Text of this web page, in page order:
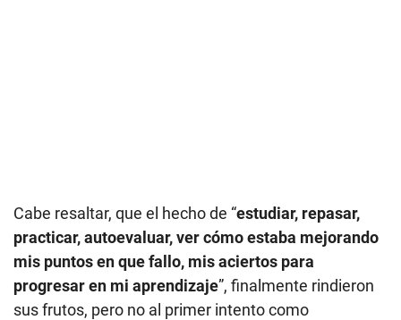
Cabe resaltar, que el hecho de “estudiar, repasar,
practicar, autoevaluar, ver cómo estaba mejorando
mis puntos en que fallo, mis aciertos para
progresar en mi aprendizaje”, finalmente rindieron
sus frutos, pero no al primer intento como